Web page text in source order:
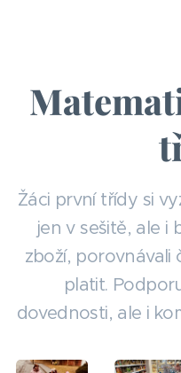
Žáci první třídy si
jen v sešitě, ale i
zboží, porovnávali
platit.
dovednosti, ale i